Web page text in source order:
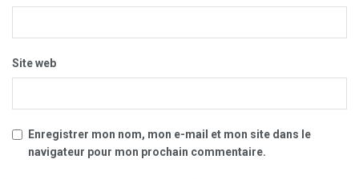
Site web
Enregistrer mon nom, mon e-mail et mon site dans le
navigateur pour mon prochain commentaire.